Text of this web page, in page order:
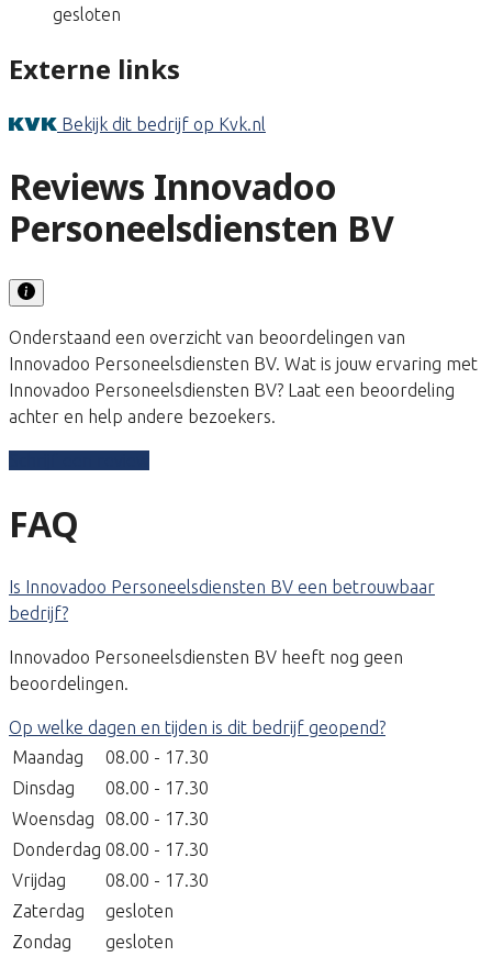
gesloten
Externe links
Bekijk dit bedrijf op Kvk.nl
Reviews Innovadoo
Personeelsdiensten BV
Onderstaand een overzicht van beoordelingen van
Innovadoo Personeelsdiensten BV. Wat is jouw ervaring met
Innovadoo Personeelsdiensten BV? Laat een beoordeling
achter en help andere bezoekers.
FAQ
Is Innovadoo Personeelsdiensten BV een betrouwbaar
bedrijf?
Innovadoo Personeelsdiensten BV heeft nog geen
beoordelingen.
Op welke dagen en tijden is dit bedrijf geopend?
Maandag
08.00 - 17.30
Dinsdag
08.00 - 17.30
Woensdag
08.00 - 17.30
Donderdag 08.00 - 17.30
Vrijdag
08.00 - 17.30
Zaterdag
gesloten
Zondag
gesloten